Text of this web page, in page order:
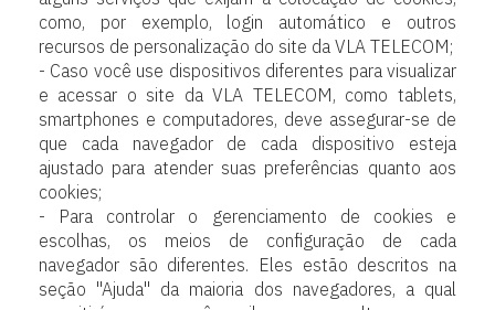
como, por exemplo, login automático e outros
recursos de personalização do site da VLA TELECOM;
- Caso você use dispositivos diferentes para visualizar
e acessar o site da VLA TELECOM, como tablets,
smartphones e computadores, deve assegurar-se de
que cada navegador de cada dispositivo esteja
ajustado para atender suas preferências quanto aos
cookies;
- Para controlar o gerenciamento de cookies e
escolhas, os meios de configuração de cada
navegador são diferentes. Eles estão descritos na
seção "Ajuda" da maioria dos navegadores, a qual